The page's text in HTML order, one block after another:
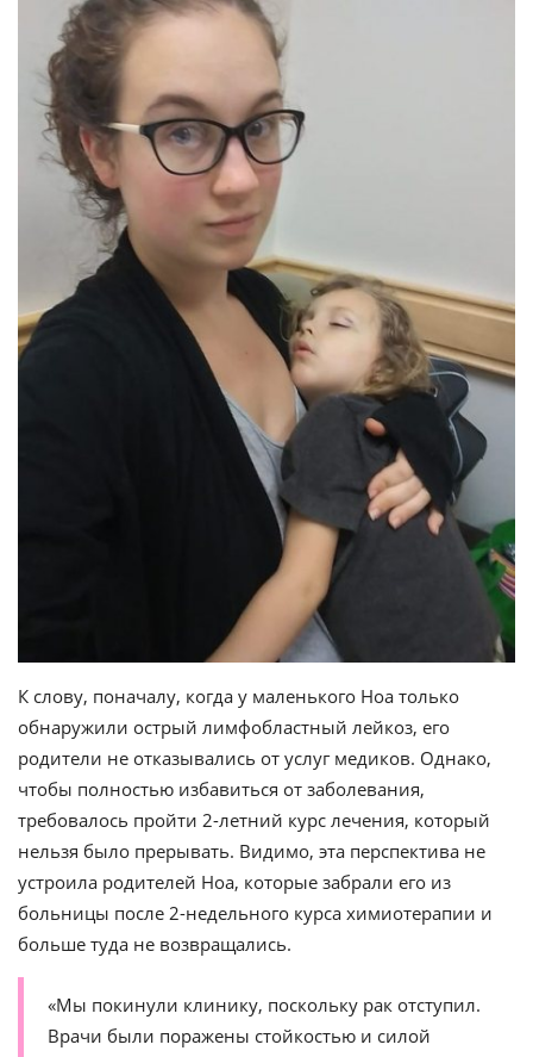
К слову, поначалу, когда у маленького Ноа только
обнаружили острый лимфобластный лейкоз, его
родители не отказывались от услуг медиков. Однако,
чтобы полностью избавиться от заболевания,
требовалось пройти 2-летний курс лечения, который
нельзя было прерывать. Видимо, эта перспектива не
устроила родителей Ноа, которые забрали его из
больницы после 2-недельного курса химиотерапии и
больше туда не возвращались.
«Мы покинули клинику, поскольку рак отступил.
Врачи были поражены стойкостью и силой